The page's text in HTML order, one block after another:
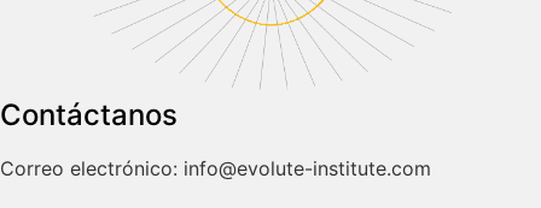
Contáctanos
Correo electrónico: info@evolute-institute.com